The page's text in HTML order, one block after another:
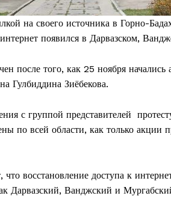
на своего источника в Горно-
появился в Дарвазском,
после того, как 25 ноября
Гулбиддина Зиёбекова.
с группой представителей
по всей области, как только акции
восстановление доступа к
Дарвазский, Ванджский и